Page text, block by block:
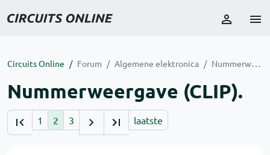
Circuits Online Forum Algemene elektronica Nummerweergave (CLIP).
Nummerweergave (CLIP).
1 2 3 laatste